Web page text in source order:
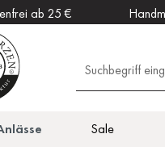
ab 25 €
Sale